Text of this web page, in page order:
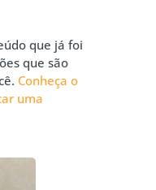
que já foi
que são
Conheça o
uma